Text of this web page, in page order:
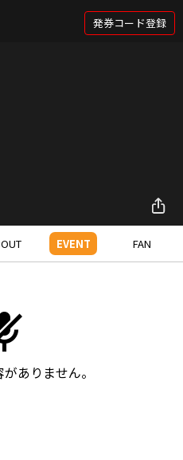
発券コード登録
EVENT FAN
ありません。